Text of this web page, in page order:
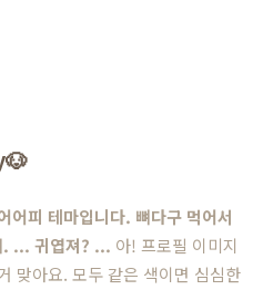
🐶
어피 테마입니다. 뼈다구 먹어서
. ... 귀엽져? ... 아! 프로필 이미지
맞아요. 모두 같은 색이면 심심한